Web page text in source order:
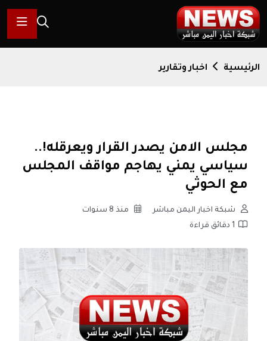
الرئيسية اخبار وتقارير
مجلس الامن يصدر القرار ويعرقله!..
سياسي يمني يهاجم مواقف المجلس
مع الحوثي
شبكة اخبار اليمن مباشر
منذ 8 سنوات
1 دقائق قراءة